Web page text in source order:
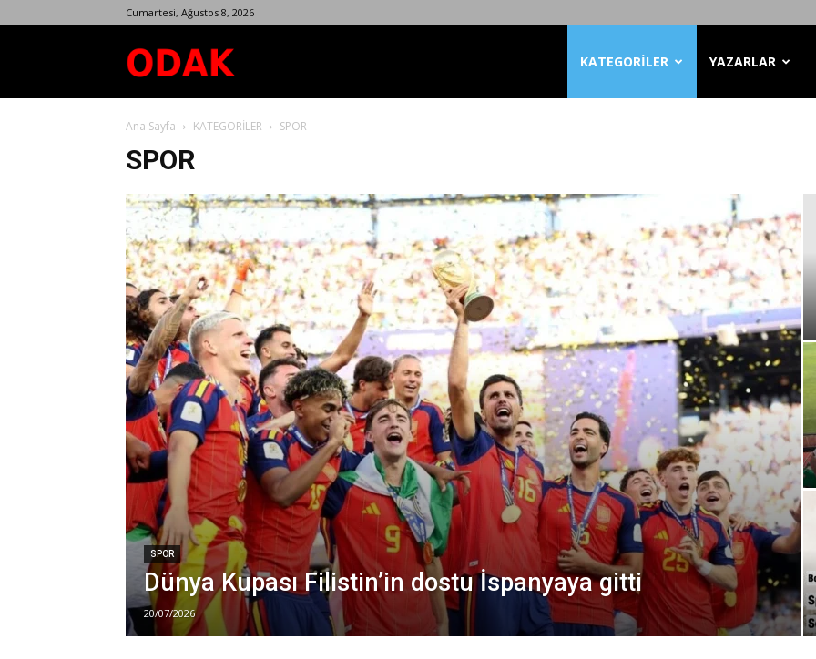
Cumartesi, Ağustos 8, 2026
Dergisi
KATEGORİLER YAZARLAR
Ana Sayfa KATEGORİLER SPOR
SPOR
SPOR
Dünya Kupası Filistin’in dostu İspanyaya gitti
20/07/2026